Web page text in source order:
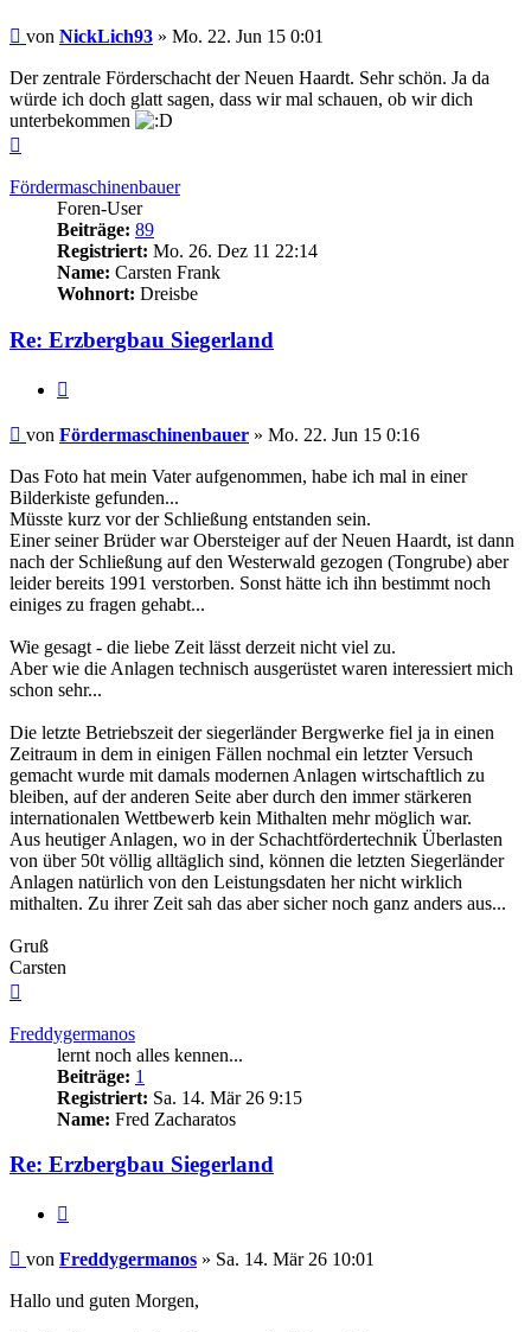
Beitrag
von NickLich93 » Mo. 22. Jun 15 0:01
Der zentrale Förderschacht der Neuen Haardt. Sehr schön. Ja da
würde ich doch glatt sagen, dass wir mal schauen, ob wir dich
unterbekommen
Fördermaschinenbauer
Foren-User
Beiträge: 89
Registriert: Mo. 26. Dez 11 22:14
Name: Carsten Frank
Wohnort: Dreisbe
Re: Erzbergbau Siegerland
Beitrag
von Fördermaschinenbauer » Mo. 22. Jun 15 0:16
Das Foto hat mein Vater aufgenommen, habe ich mal in einer
Bilderkiste gefunden...
Müsste kurz vor der Schließung entstanden sein.
Einer seiner Brüder war Obersteiger auf der Neuen Haardt, ist dann
nach der Schließung auf den Westerwald gezogen (Tongrube) aber
leider bereits 1991 verstorben. Sonst hätte ich ihn bestimmt noch
einiges zu fragen gehabt...
Wie gesagt - die liebe Zeit lässt derzeit nicht viel zu.
Aber wie die Anlagen technisch ausgerüstet waren interessiert mich
schon sehr...
Die letzte Betriebszeit der siegerländer Bergwerke fiel ja in einen
Zeitraum in dem in einigen Fällen nochmal ein letzter Versuch
gemacht wurde mit damals modernen Anlagen wirtschaftlich zu
bleiben, auf der anderen Seite aber durch den immer stärkeren
internationalen Wettbewerb kein Mithalten mehr möglich war.
Aus heutiger Anlagen, wo in der Schachtfördertechnik Überlasten
von über 50t völlig alltäglich sind, können die letzten Siegerländer
Anlagen natürlich von den Leistungsdaten her nicht wirklich
mithalten. Zu ihrer Zeit sah das aber sicher noch ganz anders aus...
Gruß
Carsten
Freddygermanos
lernt noch alles kennen...
Beiträge: 1
Registriert: Sa. 14. Mär 26 9:15
Name: Fred Zacharatos
Re: Erzbergbau Siegerland
Beitrag
von Freddygermanos » Sa. 14. Mär 26 10:01
Hallo und guten Morgen,